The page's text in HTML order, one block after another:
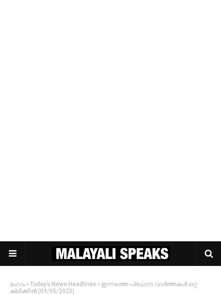
ഹോം Today’s-News-Headlines
ഇന്നത്തെ പ്രധാന വാർത്തകൾ ഒറ്റ
ക്ലിക്കിൽ (09/05/2025)